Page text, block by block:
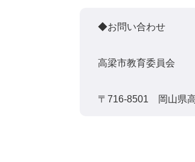
◆お問い合わせ
高梁市教育委員会
〒716-8501 岡山県